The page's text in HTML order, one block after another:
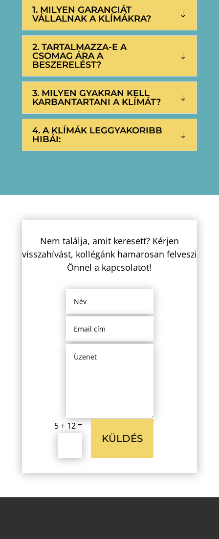
1. MILYEN GARANCIÁT
VÁLLALNAK A KLÍMÁKRA?
2. TARTALMAZZA-E A
CSOMAG ÁRA A
BESZERELÉST?
3. MILYEN GYAKRAN KELL
KARBANTARTANI A KLÍMÁT?
4. A KLÍMÁK LEGGYAKORIBB
HIBÁI:
Nem találja, amit keresett? Kérjen
visszahívást, kollégánk hamarosan felveszi
Önnel a kapcsolatot!
5 + 12 =
KÜLDÉS